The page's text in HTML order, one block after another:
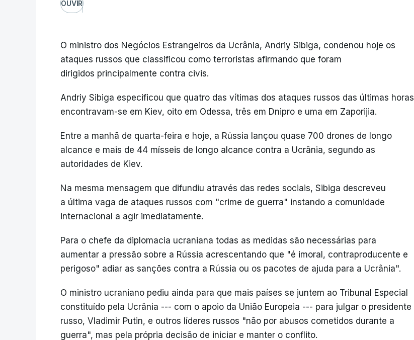
OUVIR
O ministro dos Negócios Estrangeiros da Ucrânia, Andriy Sibiga, condenou hoje os
ataques russos que classificou como terroristas afirmando que foram
dirigidos principalmente contra civis.
Andriy Sibiga especificou que quatro das vítimas dos ataques russos das últimas horas
encontravam-se em Kiev, oito em Odessa, três em Dnipro e uma em Zaporijia.
Entre a manhã de quarta-feira e hoje, a Rússia lançou quase 700 drones de longo
alcance e mais de 44 mísseis de longo alcance contra a Ucrânia, segundo as
autoridades de Kiev.
Na mesma mensagem que difundiu através das redes sociais, Sibiga descreveu
a última vaga de ataques russos com "crime de guerra" instando a comunidade
internacional a agir imediatamente.
Para o chefe da diplomacia ucraniana todas as medidas são necessárias para
aumentar a pressão sobre a Rússia acrescentando que "é imoral, contraproducente e
perigoso" adiar as sanções contra a Rússia ou os pacotes de ajuda para a Ucrânia".
O ministro ucraniano pediu ainda para que mais países se juntem ao Tribunal Especial
constituído pela Ucrânia --- com o apoio da União Europeia --- para julgar o presidente
russo, Vladimir Putin, e outros líderes russos "não por abusos cometidos durante a
guerra", mas pela própria decisão de iniciar e manter o conflito.